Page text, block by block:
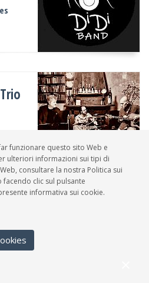
funzionare questo sito Web e
ulteriori informazioni sui tipi di
consultare la nostra Politica sui
clic sul pulsante
informativa sui cookie.